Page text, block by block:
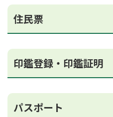
住民票
印鑑登録・印鑑証明
パスポート